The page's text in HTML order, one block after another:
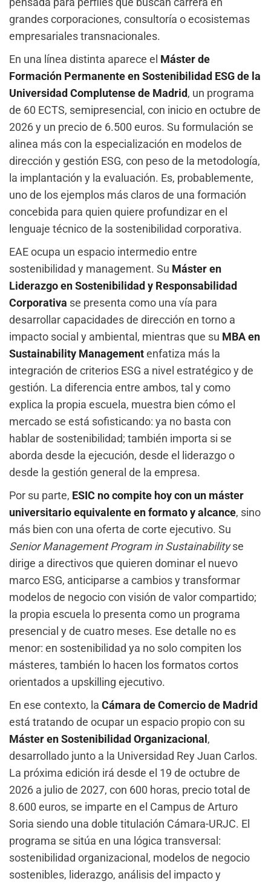
grandes corporaciones, consultoría o ecosistemas
empresariales transnacionales.
En una línea distinta aparece el Máster de
Formación Permanente en Sostenibilidad ESG de la
Universidad Complutense de Madrid, un programa
de 60 ECTS, semipresencial, con inicio en octubre de
2026 y un precio de 6.500 euros. Su formulación se
alinea más con la especialización en modelos de
dirección y gestión ESG, con peso de la metodología,
la implantación y la evaluación. Es, probablemente,
uno de los ejemplos más claros de una formación
concebida para quien quiere profundizar en el
lenguaje técnico de la sostenibilidad corporativa.
EAE ocupa un espacio intermedio entre
sostenibilidad y management. Su Máster en
Liderazgo en Sostenibilidad y Responsabilidad
Corporativa se presenta como una vía para
desarrollar capacidades de dirección en torno a
impacto social y ambiental, mientras que su MBA en
Sustainability Managementenfatiza más la
integración de criterios ESG a nivel estratégico y de
gestión. La diferencia entre ambos, tal y como
explica la propia escuela, muestra bien cómo el
mercado se está sofisticando: ya no basta con
hablar de sostenibilidad; también importa si se
aborda desde la ejecución, desde el liderazgo o
desde la gestión general de la empresa.
Por su parte, ESIC no compite hoy con un máster
universitario equivalente en formato y alcance, sino
más bien con una oferta de corte ejecutivo. Su
Senior Management Program in Sustainabilityse
dirige a directivos que quieren dominar el nuevo
marco ESG, anticiparse a cambios y transformar
modelos de negocio con visión de valor compartido;
la propia escuela lo presenta como un programa
presencial y de cuatro meses. Ese detalle no es
menor: en sostenibilidad ya no solo compiten los
másteres, también lo hacen los formatos cortos
orientados a upskilling ejecutivo.
En ese contexto, la Cámara de Comercio de Madrid
está tratando de ocupar un espacio propio con su
Máster en Sostenibilidad Organizacional,
desarrollado junto a la Universidad Rey Juan Carlos.
La próxima edición irá desde el 19 de octubre de
2026 a julio de 2027, con 600 horas, precio total de
8.600 euros, se imparte en el Campus de Arturo
Soria siendo una doble titulación Cámara-URJC. El
programa se sitúa en una lógica transversal:
sostenibilidad organizacional, modelos de negocio
sostenibles, liderazgo, análisis del impacto y